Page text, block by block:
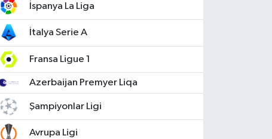
İspanya La Liga
İtalya Serie A
Fransa Ligue 1
Azerbaijan Premyer Liqa
Şampiyonlar Ligi
Avrupa Ligi